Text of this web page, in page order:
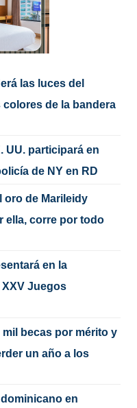
las luces del
de la bandera
UU. participará en
de NY en RD
oro de Marileidy
ella, corre por todo
en la
Juegos
becas por mérito y
un año a los
en